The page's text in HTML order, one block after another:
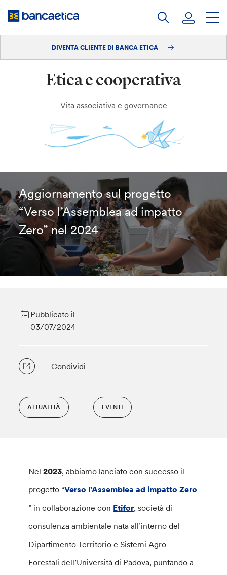
Diventa cliente
DIVENTA CLIENTE DI BANCA ETICA
Etica e cooperativa
Vita associativa e governance
Aggiornamento sul progetto
“Verso l’Assemblea ad impatto
Zero” nel 2024
Pubblicato il
03/07/2024
Condividi
ATTUALITÀ EVENTI
Nel2023, abbiamo lanciato con successo il
progetto “Verso l’Assemblea ad impatto Zero
” in collaborazione con Etifor, società di
consulenza ambientale nata all’interno del
Dipartimento Territorio e Sistemi Agro-
Forestali dell’Università di Padova, puntando a